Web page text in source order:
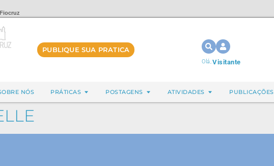
PUBLIQUE SUA PRATICA
Olá,Visitante
NÓS PRÁTICAS POSTAGENS ATIVIDADES PUBLICAÇÕES